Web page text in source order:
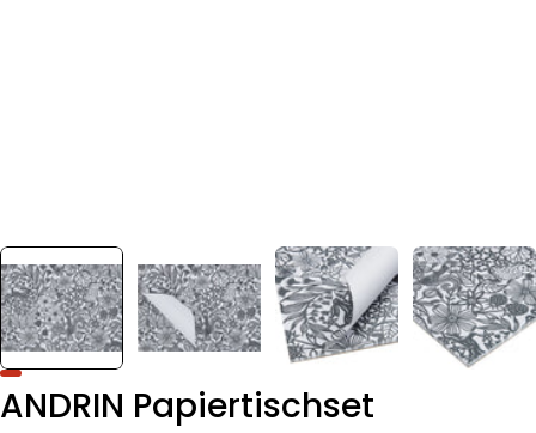
ANDRIN Papiertischset